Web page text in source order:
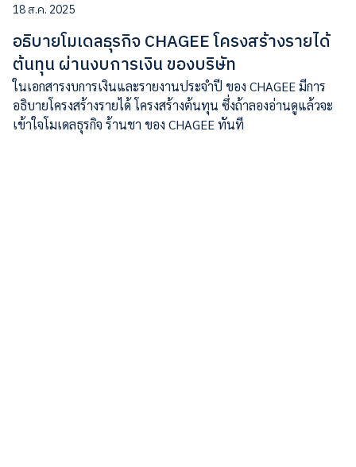
18 ส.ค. 2025
อธิบายโมเดลธุรกิจ CHAGEE โครงสร้างรายได้
ต้นทุน ผ่านงบการเงิน ของบริษัท
ในเอกสารงบการเงินและรายงานประจำปี ของ CHAGEE มีการ
อธิบายโครงสร้างรายได้ โครงสร้างต้นทุน ซึ่งถ้าลองอ่านดูแล้วจะ
เข้าใจโมเดลธุรกิจ ร้านชา ของ CHAGEE ทันที